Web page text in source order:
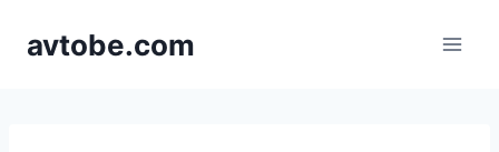
avtobe.com